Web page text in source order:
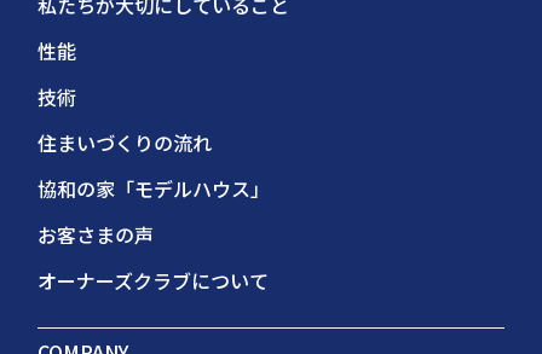
性能
技術
住まいづくりの流れ
協和の家「モデルハウス」
お客さまの声
オーナーズクラブについて